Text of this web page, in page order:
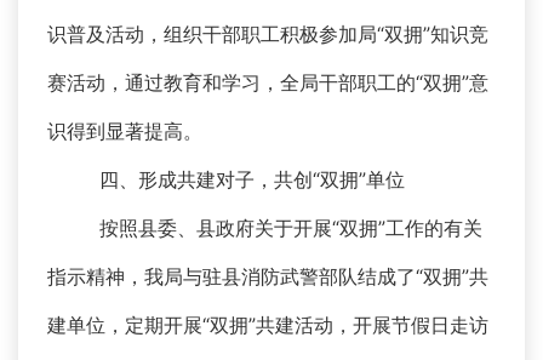
识普及活动，组织干部职工积极参加局“双拥”知识竞
赛活动，通过教育和学习，全局干部职工的“双拥”意
识得到显著提高。
四、形成共建对子，共创“双拥”单位
按照县委、县政府关于开展“双拥”工作的有关
指示精神，我局与驻县消防武警部队结成了“双拥”共
建单位，定期开展“双拥”共建活动，开展节假日走访